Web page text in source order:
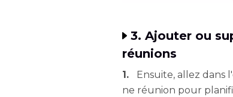
3. Ajouter ou
réunions
1.
Ensuite, allez dans
ne réunion pour